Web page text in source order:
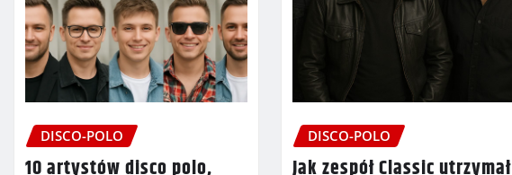
DISCO-POLO
10 artystów disco polo,
DISCO-POLO
Jak zespół Classic utrzymał